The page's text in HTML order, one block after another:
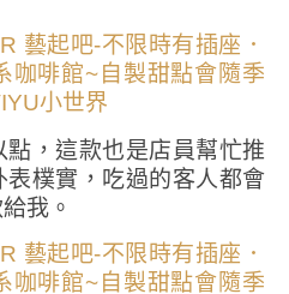
，這款也是店員幫忙推
樸實，吃過的客人都會
我。